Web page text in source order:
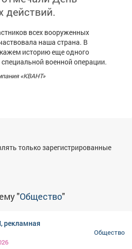
Погода
действий.
всех вооруженных
наша страна. В
историю еще одного
военной операции.
«КВАНТ»
только зарегистрированные
"Общество"
рекламная
Общество